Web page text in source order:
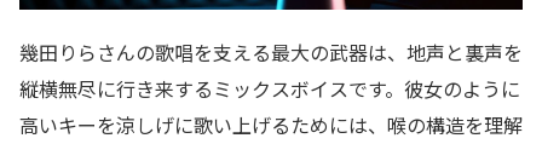
幾田りらさんの歌唱を支える最大の武器は、地声と裏声を
縦横無尽に行き来するミックスボイスです。彼女のように
高いキーを涼しげに歌い上げるためには、喉の構造を理解